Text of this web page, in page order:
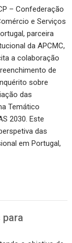
– Confederação
e Serviços
parceira
da APCMC,
a colaboração
de
sobre
das
Temático
2030. Este
das
em Portugal,
para